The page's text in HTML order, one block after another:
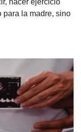
hacer ejercicio
para la madre, sino